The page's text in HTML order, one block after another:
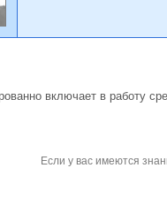
включает в работу
Если у вас имеются